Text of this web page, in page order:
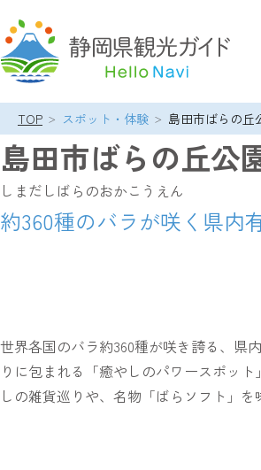
ン
ク
ズ
リ
ス
TOP スポット・体験 島田市ばらの丘
島田市ばらの丘公
しまだしばらのおかこうえん
約360種のバラが咲く県内
世界各国のバラ約360種が咲き誇る、県
りに包まれる「癒やしのパワースポッ
しの雑貨巡りや、名物「ばらソフト」